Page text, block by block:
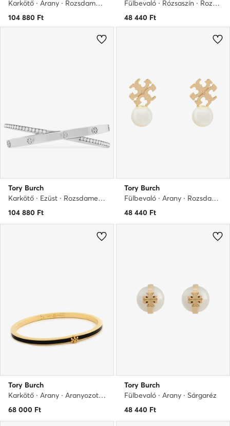
Karkötő · Arany · Rozsdamentes acél
104 880 Ft
Fülbevaló · Rózsaszín · Rozsdamentes acél
48 440 Ft
Tory Burch
Karkötő · Ezüst · Rozsdamentes acél
104 880 Ft
Tory Burch
Fülbevaló · Arany · Rozsdamentes acél
48 440 Ft
Tory Burch
Karkötő · Arany · Aranyozott sárgaréz
68 000 Ft
Tory Burch
Fülbevaló · Arany · Sárgaréz
48 440 Ft